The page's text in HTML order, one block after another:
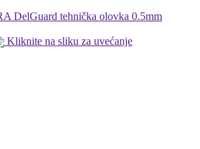
Kliknite na sliku za uvećanje